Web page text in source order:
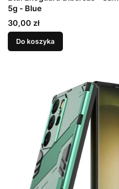
5g - Blue
Cena
30,00 zł
Do koszyka